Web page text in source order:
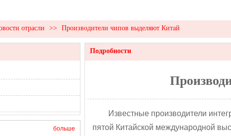
отрасли >> Производители чипов выделяют Китай
больше
Подробности
Известные производители
пятой Китайской международной